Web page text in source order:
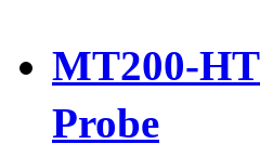
MT200-
Probe